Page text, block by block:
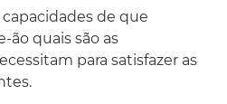
de que
ão quais são as
para satisfazer as